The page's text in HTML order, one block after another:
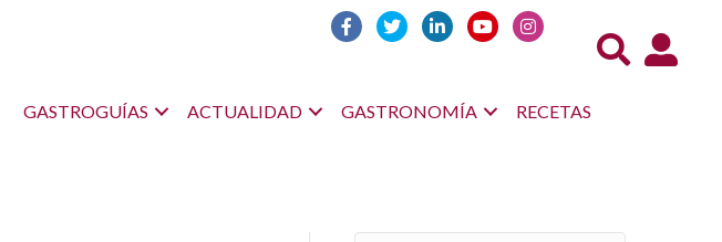
Acceso
GASTROGUÍAS ACTUALIDAD GASTRONOMÍA
RECETAS